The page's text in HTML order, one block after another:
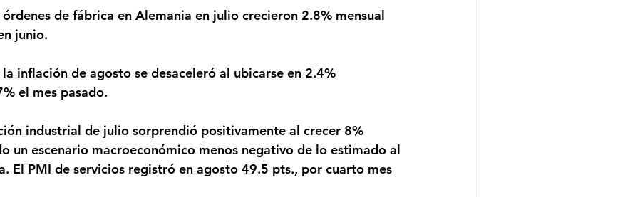
junio.
el mes pasado.
un escenario macroeconómico menos negativo de lo estimado al
El PMI de servicios registró en agosto 49.5 pts., por cuarto mes